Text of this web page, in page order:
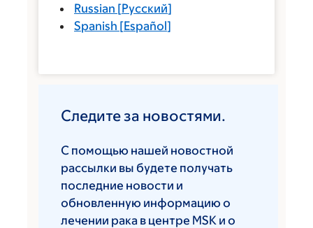
Russian [Русский]
Spanish [Español]
Следите за новостями.
С помощью нашей новостной
рассылки вы будете получать
последние новости и
обновленную информацию о
лечении рака в центре MSK и о